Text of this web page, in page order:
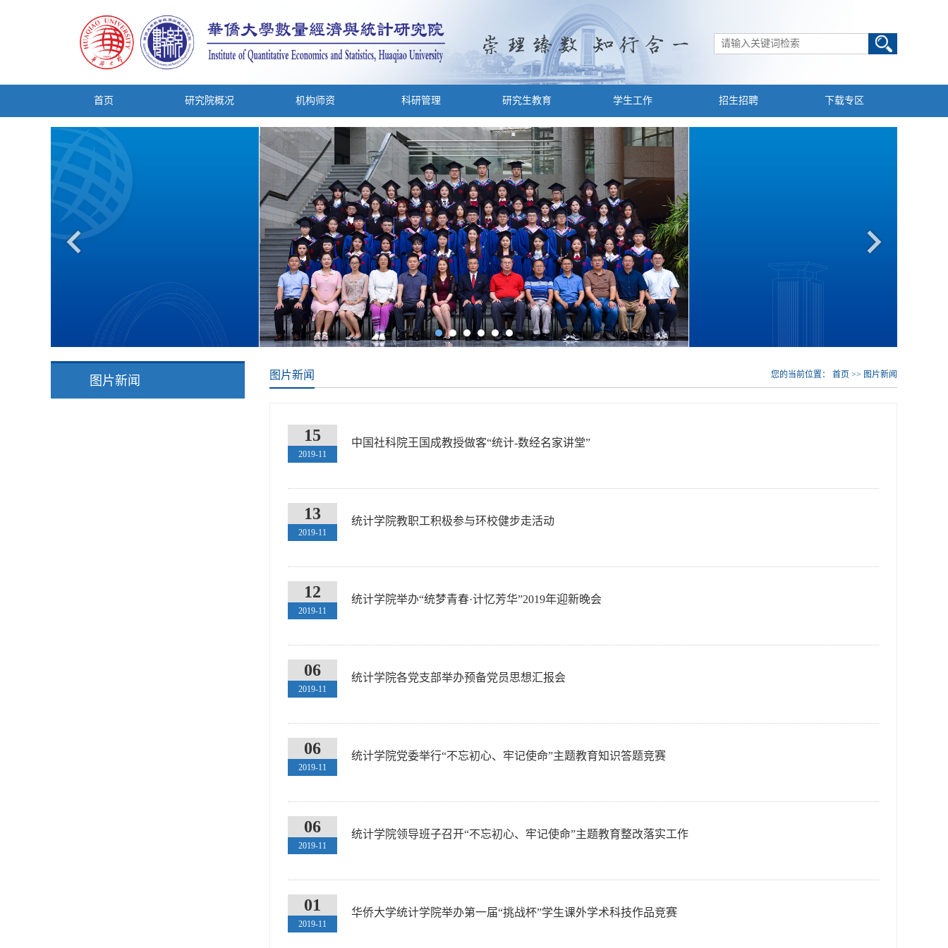
首页 研究院概况 机构师资 科研管理 研究生教育 学生工作 招生招聘 下载专区
图片新闻 图片新闻 您的当前位置： 首页 >> 图片新闻
15
2019-11
中国社科院王国成教授做客“统计-数经名家讲堂”
13
2019-11
统计学院教职工积极参与环校健步走活动
12
2019-11
统计学院举办“统梦青春·计忆芳华”2019年迎新晚会
06
2019-11
统计学院各党支部举办预备党员思想汇报会
06
2019-11
统计学院党委举行“不忘初心、牢记使命”主题教育知识答题竞赛
06
2019-11
统计学院领导班子召开“不忘初心、牢记使命”主题教育整改落实工作
01
2019-11
华侨大学统计学院举办第一届“挑战杯”学生课外学术科技作品竞赛